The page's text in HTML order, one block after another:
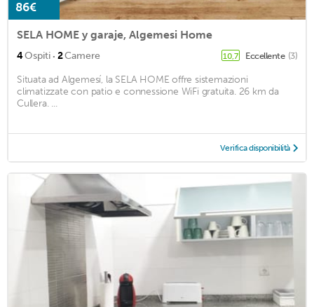
86€
SELA HOME y garaje, Algemesi Home
4Ospiti · 2Camere 10,7 Eccellente (3)
Situata ad Algemesí, la SELA HOME offre sistemazioni
climatizzate con patio e connessione WiFi gratuita. 26 km da
Cullera. ...
Verifica disponibilità